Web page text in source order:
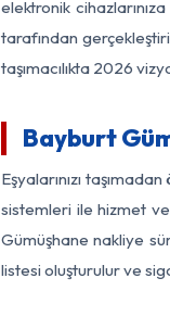
elektronik
tarafından
taşımacılıkta 2026
Bayburt
Eşyalarınızı
sistemleri ile hizmet
Gümüşhane nakliye
listesi oluşturulur ve